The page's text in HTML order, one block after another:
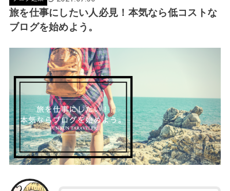
旅を仕事にしたい人必見！本気なら低コストな
ブログを始めよう。